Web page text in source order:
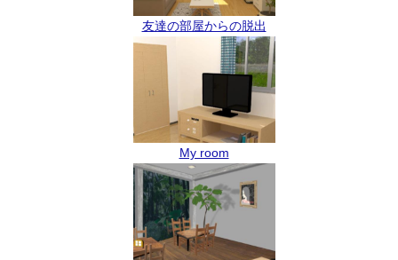
友達の部屋からの脱出
My room